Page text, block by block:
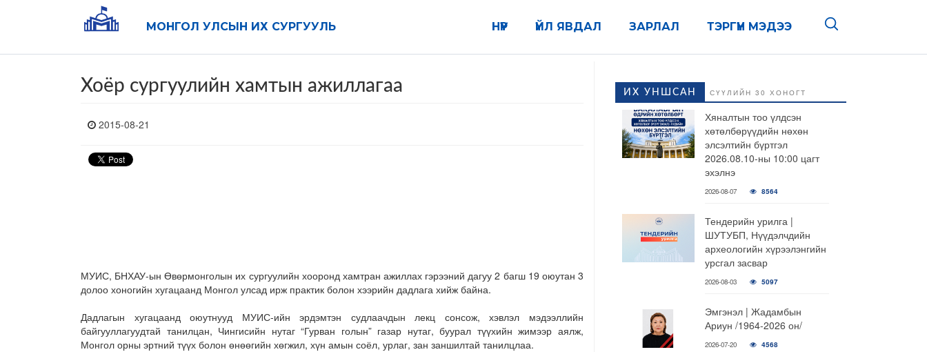
МОНГОЛ УЛСЫН ИХ СУРГУУЛЬ ТЭРГҮҮН МЭДЭЭ
ЗАРЛАЛ
ҮЙЛ ЯВДАЛ
НҮҮР
Хоёр сургуулийн хамтын ажиллагаа
2015-08-21
МУИС, БНХАУ-ын Өвөрмонголын их сургуулийн хооронд хамтран ажиллах гэрээний дагуу 2 багш 19 оюутан 3
долоо хоногийн хугацаанд Монгол улсад ирж практик болон хээрийн дадлага хийж байна.
Дадлагын хугацаанд оюутнууд МУИС-ийн эрдэмтэн судлаачдын лекц сонсож, хэвлэл мэдээллийн
байгууллагуудтай танилцан, Чингисийн нутаг “Гурван голын” газар нутаг, буурал түүхийн жимээр аялж,
Монгол орны эртний түүх болон өнөөгийн хөгжил, хүн амын соёл, урлаг, зан заншилтай танилцлаа.
ИХ УНШСАН СҮҮЛИЙН 30 ХОНОГТ
Хяналтын тоо үлдсэн
хөтөлбөрүүдийн нөхөн
элсэлтийн бүртгэл
2026.08.10-ны 10:00 цагт
эхэлнэ
2026-08-07 8564
Тендерийн урилга |
ШУТУБП, Нүүдэлчдийн
археологийн хүрээлэнгийн
урсгал засвар
2026-08-03 5097
Эмгэнэл | Жадамбын
Ариун /1964-2026 он/
2026-07-20 4568